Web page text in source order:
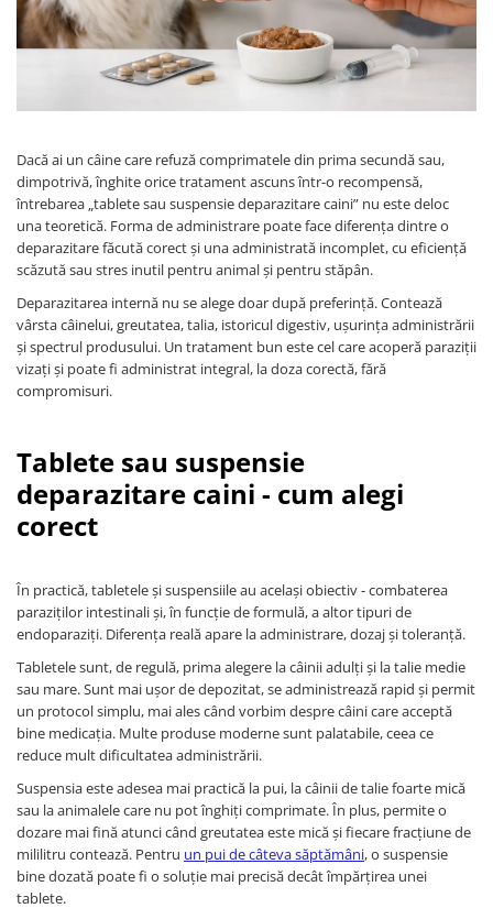
SALAM
SUPA
DIETE VETERINARE
ROYAL CANIN DIETE
Calibra Diets
MONGE
ANTIPARAZITARE EXTERNE
PIPETE
COMPRIMATE
ANTIPARAZITARE INTERNE
VITAMINE ȘI SUPLIMENTE
RECOMPENSE
ACCESORII
TRIXIE
HĂINUȚE
Masina de tuns
Perie
Recipient hrana
PLICURI
CONSERVE
DIETE VETERINARE
ANTIPARAZITARE EXTERNE
PIPETE
ADVANTAGE
PASTILE
ANTIPARAZITARE INTERNE
ACCESORII
NISIP
SUPLIMENTE
Dacă ai un câine care refuză comprimatele din prima secundă sau,
dimpotrivă, înghite orice tratament ascuns într-o recompensă,
întrebarea „tablete sau suspensie deparazitare caini” nu este deloc
una teoretică. Forma de administrare poate face diferența dintre o
deparazitare făcută corect și una administrată incomplet, cu eficiență
scăzută sau stres inutil pentru animal și pentru stăpân.
Deparazitarea internă nu se alege doar după preferință. Contează
vârsta câinelui, greutatea, talia, istoricul digestiv, ușurința administrării
și spectrul produsului. Un tratament bun este cel care acoperă paraziții
vizați și poate fi administrat integral, la doza corectă, fără
compromisuri.
Tablete sau suspensie
deparazitare caini - cum alegi
corect
În practică, tabletele și suspensiile au același obiectiv - combaterea
paraziților intestinali și, în funcție de formulă, a altor tipuri de
endoparaziți. Diferența reală apare la administrare, dozaj și toleranță.
Tabletele sunt, de regulă, prima alegere la câinii adulți și la talie medie
sau mare. Sunt mai ușor de depozitat, se administrează rapid și permit
un protocol simplu, mai ales când vorbim despre câini care acceptă
bine medicația. Multe produse moderne sunt palatabile, ceea ce
reduce mult dificultatea administrării.
Suspensia este adesea mai practică la pui, la câinii de talie foarte mică
sau la animalele care nu pot înghiți comprimate. În plus, permite o
dozare mai fină atunci când greutatea este mică și fiecare fracțiune de
mililitru contează. Pentru un pui de câteva săptămâni, o suspensie
bine dozată poate fi o soluție mai precisă decât împărțirea unei
tablete.